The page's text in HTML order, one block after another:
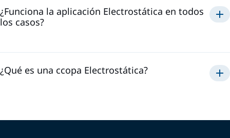
¿Funciona la aplicación Electrostática en todos
los casos?
¿Qué es una ccopa Electrostática?